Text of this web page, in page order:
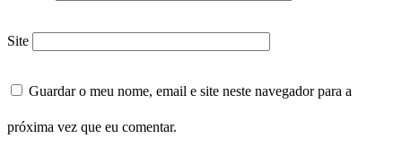
Site
Guardar o meu nome, email e site neste navegador para a
próxima vez que eu comentar.